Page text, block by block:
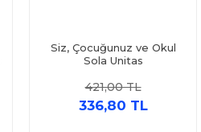
Siz, Çocuğunuz ve Okul
Sola Unitas
421,00 TL
336,80 TL